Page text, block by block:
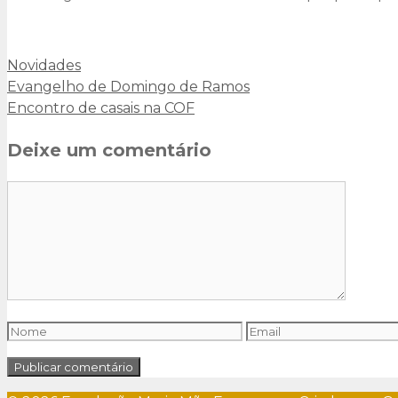
Categorias
Novidades
Evangelho de Domingo de Ramos
Encontro de casais na COF
Deixe um comentário
Nome Email